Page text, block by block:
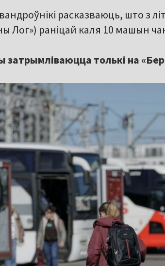
расказваюць, што з
Лог») раніцай каля 10 машын
затрымліваюцца толькі на